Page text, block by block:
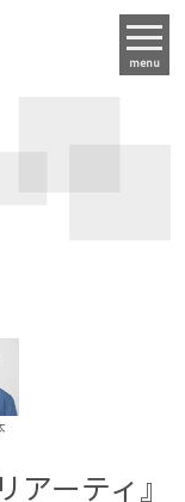
menu
ーティ』